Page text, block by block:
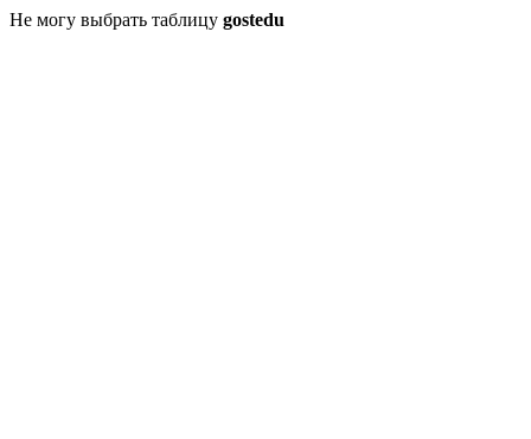
Не могу выбрать таблицу gostedu